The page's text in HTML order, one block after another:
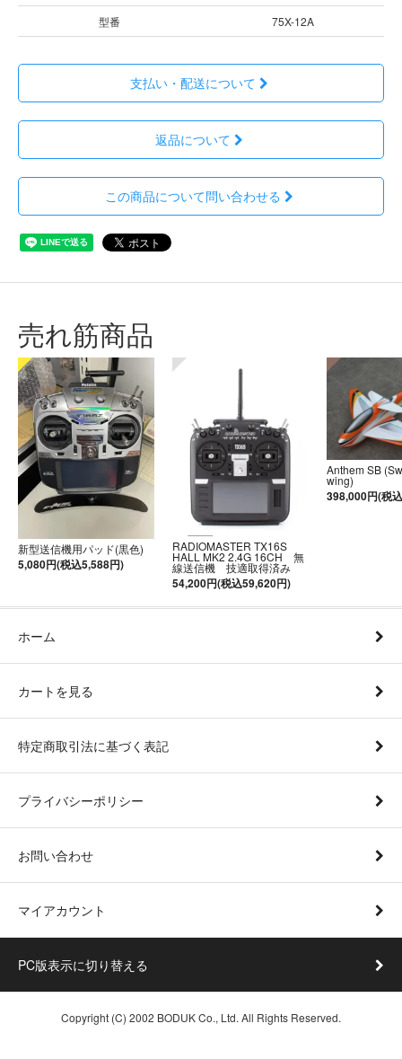
型番
75X-12A
支払い・配送について
返品について
この商品について問い合わせる
売れ筋商品
新型送信機用パッド(黒色)
5,080円(税込5,588円)
RADIOMASTER TX16S
HALL MK2 2.4G 16CH 無
線送信機 技適取得済み
54,200円(税込59,620円)
Anthem SB
wing)
398,000円(税
ホーム
カートを見る
特定商取引法に基づく表記
プライバシーポリシー
お問い合わせ
マイアカウント
PC版表示に切り替える
Copyright (C) 2002 BODUK Co., Ltd. All Rights Reserved.